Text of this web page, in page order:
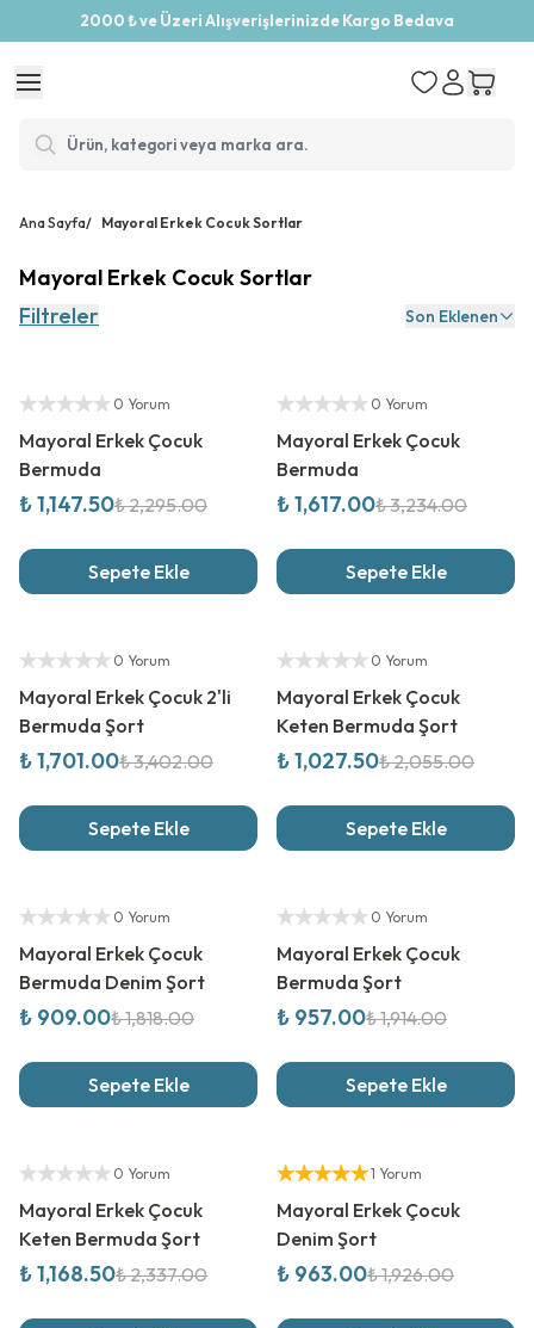
2000 ₺ ve Üzeri Alışverişlerinizde Kargo Bedava
Ana Sayfa/ Mayoral Erkek Cocuk Sortlar
Mayoral Erkek Cocuk Sortlar
Filtreler
Son Eklenen
Yetkili Satıcı
0 Yorum
Mayoral Erkek Çocuk
Bermuda
₺ 1,147.50₺ 2,295.00
Sepete Ekle
Yetkili Satıcı
0 Yorum
Mayoral Erkek Çocuk
Bermuda
₺ 1,617.00₺ 3,234.00
Sepete Ekle
Yetkili Satıcı
0 Yorum
Mayoral Erkek Çocuk 2'li
Bermuda Şort
₺ 1,701.00₺ 3,402.00
Sepete Ekle
Yetkili Satıcı
0 Yorum
Mayoral Erkek Çocuk
Keten Bermuda Şort
₺ 1,027.50₺ 2,055.00
Sepete Ekle
Yetkili Satıcı
0 Yorum
Mayoral Erkek Çocuk
Bermuda Denim Şort
₺ 909.00₺ 1,818.00
Sepete Ekle
Yetkili Satıcı
0 Yorum
Mayoral Erkek Çocuk
Bermuda Şort
₺ 957.00₺ 1,914.00
Sepete Ekle
Yetkili Satıcı
0 Yorum
Mayoral Erkek Çocuk
Keten Bermuda Şort
₺ 1,168.50₺ 2,337.00
Yetkili Satıcı
1 Yorum
Mayoral Erkek Çocuk
Denim Şort
₺ 963.00₺ 1,926.00